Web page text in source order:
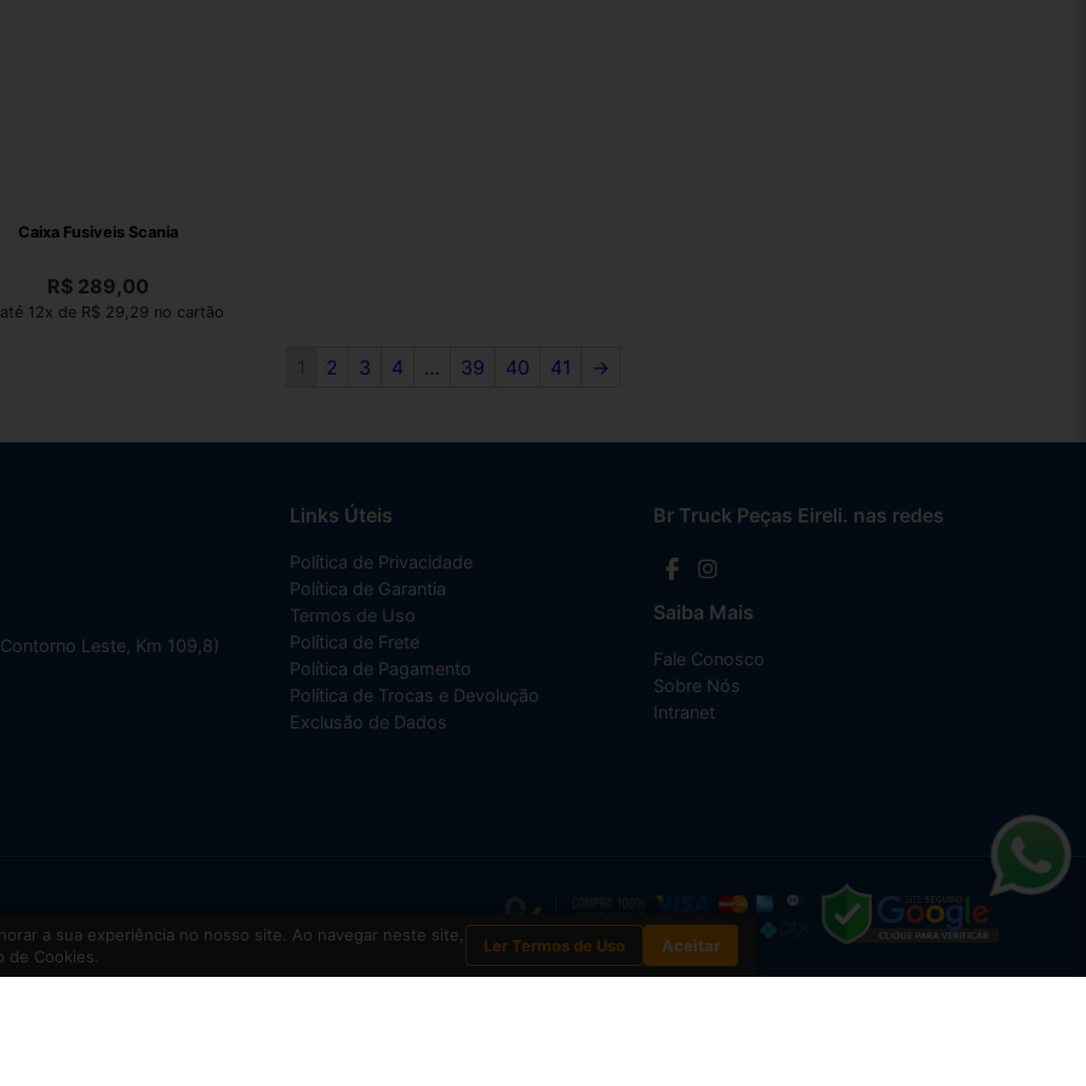
Caixa Fusiveis Scania
R$289,00
12x de R$ 29,29 no cartão
1 2 3 4 … 39 40 41 →
Leste, Km 109,8)
Links Úteis
Política de Privacidade
Política de Garantia
Termos de Uso
Política de Frete
Política de Pagamento
Política de Trocas e Devolução
Exclusão de Dados
Br Truck Peças Eireli. nas redes
Saiba Mais
Fale Conosco
Sobre Nós
Intranet
a sua experiência no nosso site. Ao navegar neste site,
Cookies.
Ler Termos de Uso Aceitar